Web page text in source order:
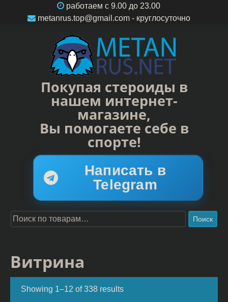
работаем c 9.00 до 23.00
metanrus.top@gmail.com- круглосуточно
Покупая стероиды в
нашем интернет-
магазине,
Вы помогаете себе в
спорте!
Написать в
Telegram
Поиск
Витрина
Showing 1–12 of 338 results